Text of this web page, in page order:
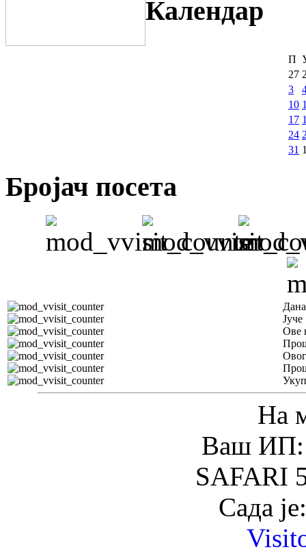
Календар
П
27
3
10
17
24
31
Бројач посета
Јуче
Ове
На
Ваш ИП:
SAFARI
Сада